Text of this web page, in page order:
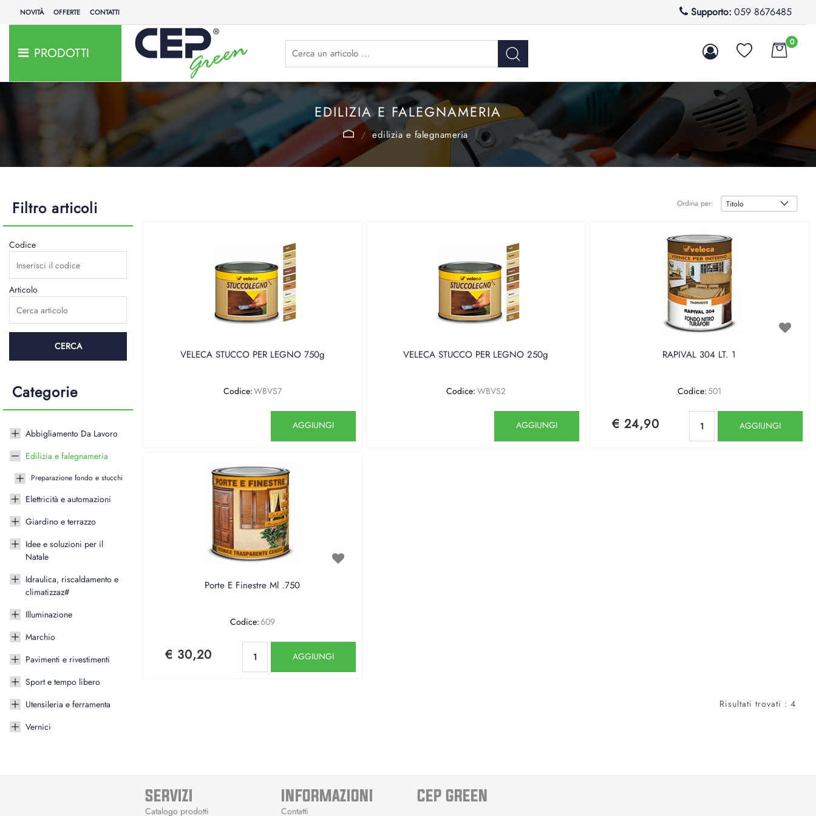
NOVITÀ OFFERTE CONTATTI Supporto: 059 8676485
PRODOTTI
0
EDILIZIA E FALEGNAMERIA
edilizia e falegnameria
Filtro articoli
Codice
Articolo
Categorie
Abbigliamento Da Lavoro
Edilizia e falegnameria
Preparazione fondo e stucchi
Elettricità e automazioni
Giardino e terrazzo
Idee e soluzioni per il
Natale
Idraulica, riscaldamento e
climatizzaz#
Illuminazione
Marchio
Pavimenti e rivestimenti
Sport e tempo libero
Utensileria e ferramenta
Vernici
Ordina per:
VELECA STUCCO PER LEGNO 750g
Codice:WBVS7
AGGIUNGI
VELECA STUCCO PER LEGNO 250g
Codice: WBVS2
AGGIUNGI
RAPIVAL 304 LT. 1
Codice:501
€ 24,90 AGGIUNGI
Porte E Finestre Ml .750
Codice:609
€ 30,20 AGGIUNGI
Risultati trovati : 4
SERVIZI
Catalogo prodotti
INFORMAZIONI
Contatti
CEP GREEN